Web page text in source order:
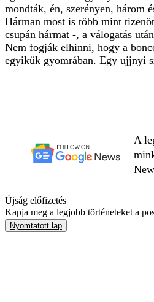
mondták, én, szerényen, három
Hárman most is több mint
csupán hármat -, a válogatás
Nem fogják elhinni, hogy a
egyikük gyomrában. Egy ujjnyi
A
Újság előfizetés
Kapja meg a legjobb történeteket a
Nyomtatott lap